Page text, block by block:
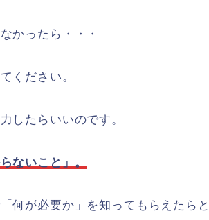
かったら・・・
ください。
したらいいのです。
ないこと」。
何が必要か」を知ってもらえたらと